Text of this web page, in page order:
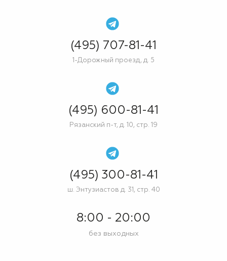
(495) 707-81-41
1-Дорожный проезд, д. 5
(495) 600-81-41
Рязанский п-т, д. 10, стр. 19
(495) 300-81-41
ш. Энтузиастов д. 31, стр. 40
8:00 - 20:00
без выходных